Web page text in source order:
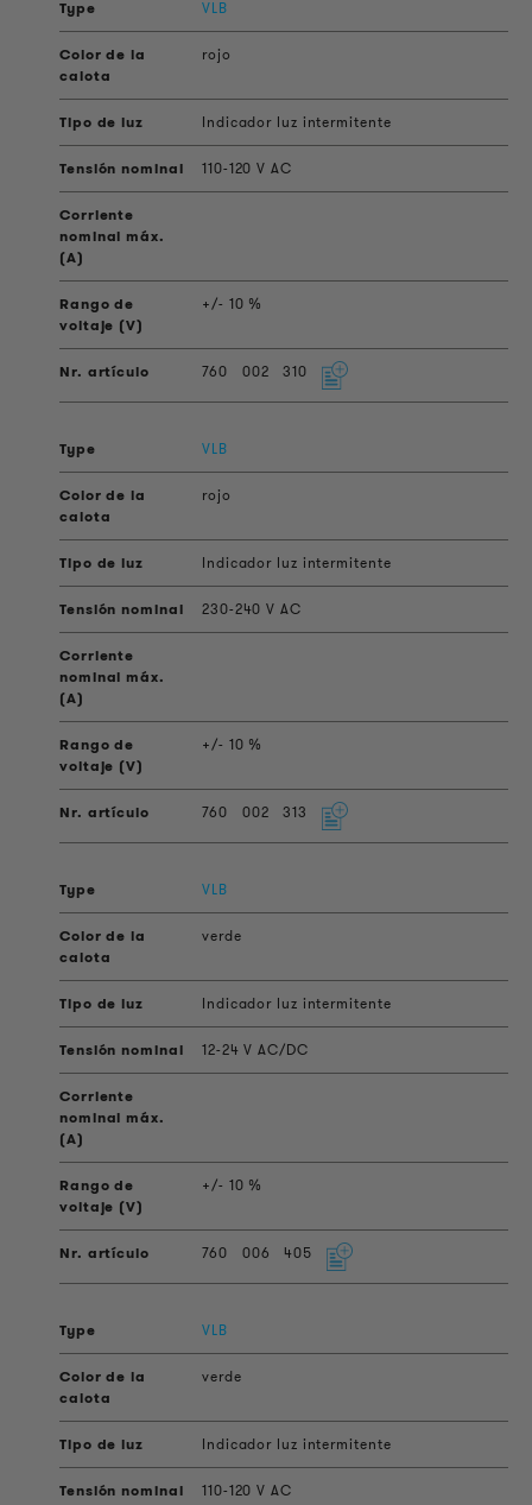
VLB
rojo
Indicador luz intermitente
110-120 V AC
+/- 10 %
760 002 310
VLB
rojo
Indicador luz intermitente
230-240 V AC
+/- 10 %
760 002 313
VLB
verde
Indicador luz intermitente
12-24 V AC/DC
+/- 10 %
760 006 405
VLB
verde
Indicador luz intermitente
110-120 V AC